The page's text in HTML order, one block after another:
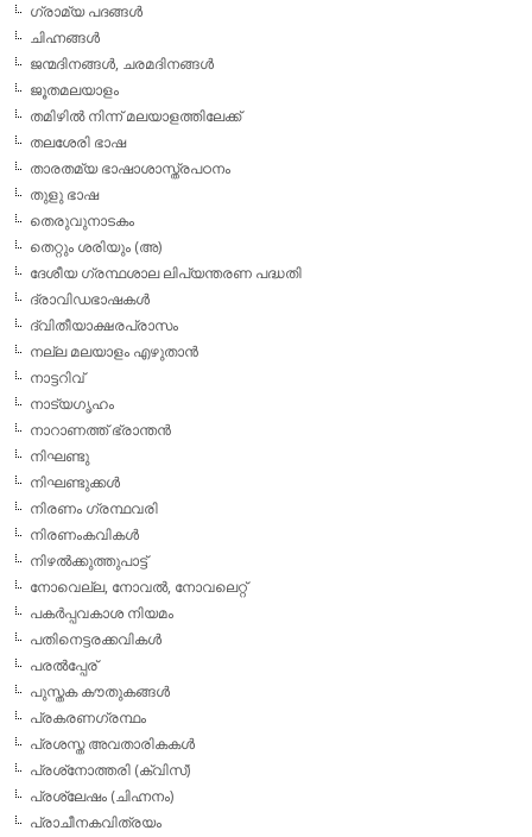
ഗ്രാമ്യ പദങ്ങള്‍
ചിഹ്നങ്ങള്‍
ജന്മദിനങ്ങള്‍, ചരമദിനങ്ങള്‍
ജൂതമലയാളം
തമിഴില്‍ നിന്ന് മലയാളത്തിലേക്ക്
തലശേരി ഭാഷ
താരതമ്യ ഭാഷാശാസ്ത്രപഠനം
തുളു ഭാഷ
തെരുവുനാടകം
തെറ്റും ശരിയും (അ)
ദേശീയ ഗ്രന്ഥശാല ലിപ്യന്തരണ പദ്ധതി
ദ്രാവിഡഭാഷകള്‍
ദ്വിതീയാക്ഷരപ്രാസം
നല്ല മലയാളം എഴുതാന്‍
നാട്ടറിവ്
നാട്യഗൃഹം
നാറാണത്ത് ഭ്രാന്തന്‍
നിഘണ്ടു
നിഘണ്ടുക്കള്‍
നിരണം ഗ്രന്ഥവരി
നിരണംകവികള്‍
നിഴല്‍ക്കുത്തുപാട്ട്
നോവെല്ല, നോവല്‍, നോവലെറ്റ്
പകര്‍പ്പവകാശ നിയമം
പതിനെട്ടരക്കവികള്‍
പരല്‍പ്പേര്
പുസ്തക കൗതുകങ്ങള്‍
പ്രകരണഗ്രന്ഥം
പ്രശസ്ത അവതാരികകള്‍
പ്രശ്‌നോത്തരി (ക്വിസ്)
പ്രശ്ലേഷം (ചിഹ്നനം)
പ്രാചീനകവിത്രയം